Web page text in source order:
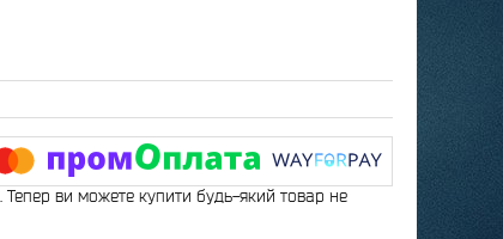
Тепер ви можете купити будь-який товар не